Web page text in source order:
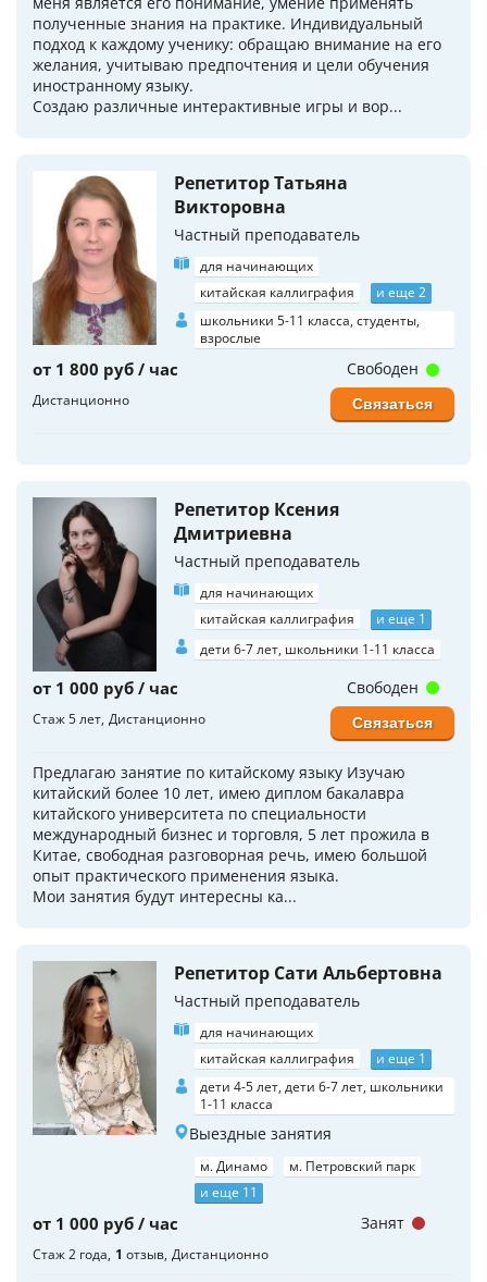
полученные знания на практике. Индивидуальный
подход к каждому ученику: обращаю внимание на его
желания, учитываю предпочтения и цели обучения
иностранному языку.
Создаю различные интерактивные игры и вор...
Репетитор Татьяна
Викторовна
Частный преподаватель
для начинающих
китайская каллиграфия
и еще 2
школьники 5-11 класса, студенты,
взрослые
от 1 800 руб / час
Дистанционно
Свободен
Связаться
Репетитор Ксения
Дмитриевна
Частный преподаватель
для начинающих
китайская каллиграфия
и еще 1
дети 6-7 лет, школьники 1-11 класса
от 1 000 руб / час
Стаж 5 лет Дистанционно
Предлагаю занятие по китайскому языку Изучаю
китайский более 10 лет, имею диплом бакалавра
китайского университета по специальности
международный бизнес и торговля, 5 лет прожила в
Китае, свободная разговорная речь, имею большой
опыт практического применения языка.
Мои занятия будут интересны ка...
Свободен
Связаться
Репетитор Сати Альбертовна
Частный преподаватель
для начинающих
китайская каллиграфия
и еще 1
дети 4-5 лет, дети 6-7 лет, школьники
1-11 класса
Выездные занятия
м. Динамо
м. Петровский парк
и еще 11
от 1 000 руб / час
Стаж 2 года 1 отзыв Дистанционно
Занят